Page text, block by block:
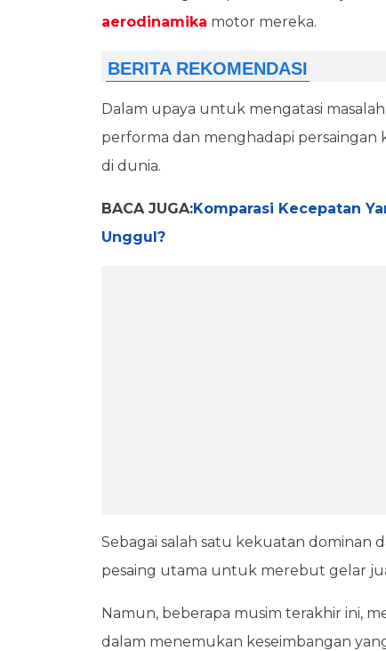
aerodinamika motor mereka.
Dalam upaya untuk mengatasi
performa dan menghadapi
di dunia.
BACA JUGA:Komparasi Kecepatan
Unggul?
Sebagai salah satu kekuatan dominan
pesaing utama untuk merebut gelar
Namun, beberapa musim terakhir ini,
dalam menemukan keseimbangan